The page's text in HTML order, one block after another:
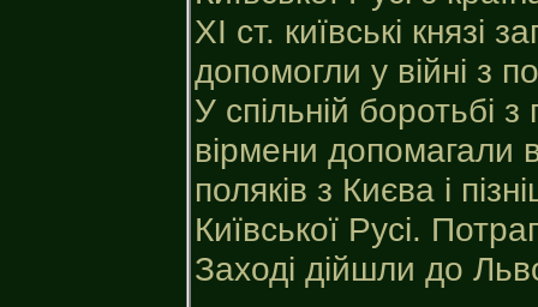
XI ст. київські князі
допомогли у війні з
У спільній боротьбі
вірмени допомагали
поляків з Києва і
Київської Русі.
Заході дійшли до